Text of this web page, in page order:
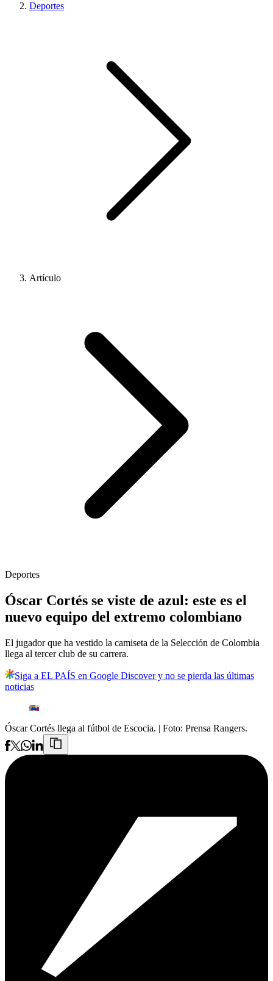
Deportes
Artículo
Deportes
Óscar Cortés se viste de azul: este es el
nuevo equipo del extremo colombiano
El jugador que ha vestido la camiseta de la Selección de Colombia
llega al tercer club de su carrera.
Siga a EL PAÍS en Google Discover y no se pierda las últimas
noticias
Óscar Cortés llega al fútbol de Escocia. | Foto: Prensa Rangers.